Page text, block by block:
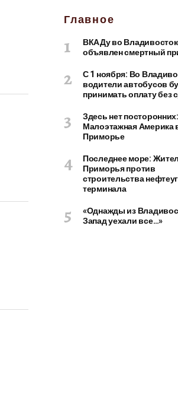
Главное
ВКАДу во
объявлен смертный
С 1 ноября: Во
водители автобусов
принимать оплату без
Здесь нет посторонних:
Малоэтажная Америка
Приморье
Последнее море:
Приморья против
строительства
терминала
«Однажды из
Запад уехали все…»